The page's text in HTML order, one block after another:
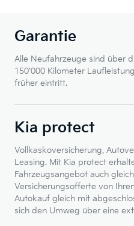
Garantie
Alle Neufahrzeuge sind über
150’000 Kilometer
früher eintritt.
Kia protect
Vollkaskoversicherung,
Leasing. Mit Kia protect
Fahrzeugsangebot auch
Versicherungsofferte von
Autokauf gleich mit
sich den Umweg über eine